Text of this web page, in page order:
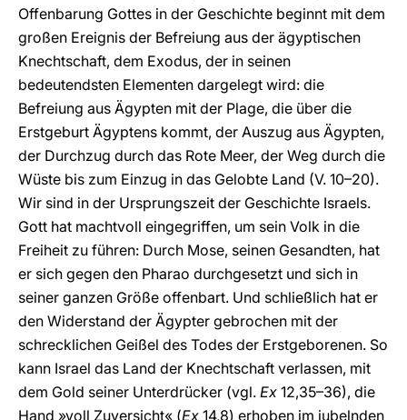
Offenbarung Gottes in der Geschichte beginnt mit dem
großen Ereignis der Befreiung aus der ägyptischen
Knechtschaft, dem Exodus, der in seinen
bedeutendsten Elementen dargelegt wird: die
Befreiung aus Ägypten mit der Plage, die über die
Erstgeburt Ägyptens kommt, der Auszug aus Ägypten,
der Durchzug durch das Rote Meer, der Weg durch die
Wüste bis zum Einzug in das Gelobte Land (V. 10–20).
Wir sind in der Ursprungszeit der Geschichte Israels.
Gott hat machtvoll eingegriffen, um sein Volk in die
Freiheit zu führen: Durch Mose, seinen Gesandten, hat
er sich gegen den Pharao durchgesetzt und sich in
seiner ganzen Größe offenbart. Und schließlich hat er
den Widerstand der Ägypter gebrochen mit der
schrecklichen Geißel des Todes der Erstgeborenen. So
kann Israel das Land der Knechtschaft verlassen, mit
dem Gold seiner Unterdrücker (vgl. Ex 12,35–36), die
Hand »voll Zuversicht« (Ex 14,8) erhoben im jubelnden